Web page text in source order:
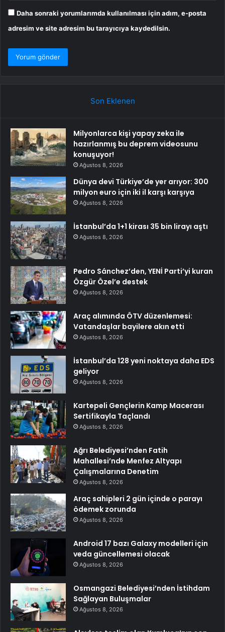
Daha sonraki yorumlarımda kullanılması için adım, e-posta
adresim ve site adresim bu tarayıcıya kaydedilsin.
Son Eklenen
Milyonlarca kişi yapay zeka ile
hazırlanmış bu deprem videosunu
konuşuyor!
Ağustos 8, 2026
Dünya devi Türkiye’de yer arıyor: 300
milyon euro için iki il karşı karşıya
Ağustos 8, 2026
İstanbul’da 1+1 kirası 35 bin lirayı aştı
Ağustos 8, 2026
Pedro Sánchez’den, YENİ Parti’yi kuran
Özgür Özel’e destek
Ağustos 8, 2026
Araç alımında ÖTV düzenlemesi:
Vatandaşlar bayilere akın etti
Ağustos 8, 2026
İstanbul’da 128 yeni noktaya daha EDS
geliyor
Ağustos 8, 2026
Kartepeli Gençlerin Kamp Macerası
Sertifikayla Taçlandı
Ağustos 8, 2026
Ağrı Belediyesi’nden Fatih
Mahallesi’nde Menfez Altyapı
Çalışmalarına Denetim
Ağustos 8, 2026
Araç sahipleri 2 gün içinde o parayı
ödemek zorunda
Ağustos 8, 2026
Android 17 bazı Galaxy modelleri için
veda güncellemesi olacak
Ağustos 8, 2026
Osmangazi Belediyesi’nden İstihdam
Sağlayan Buluşmalar
Ağustos 8, 2026